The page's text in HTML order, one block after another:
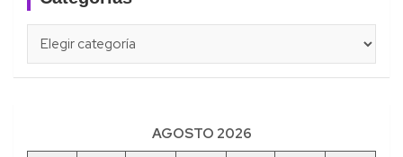
AGOSTO 2026